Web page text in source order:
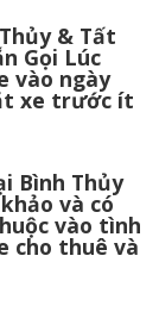
& Tất
Gọi Lúc
vào ngày
xe trước ít
Bình Thủy
và có
vào tình
cho thuê và